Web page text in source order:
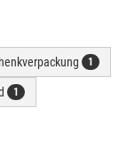
1
1